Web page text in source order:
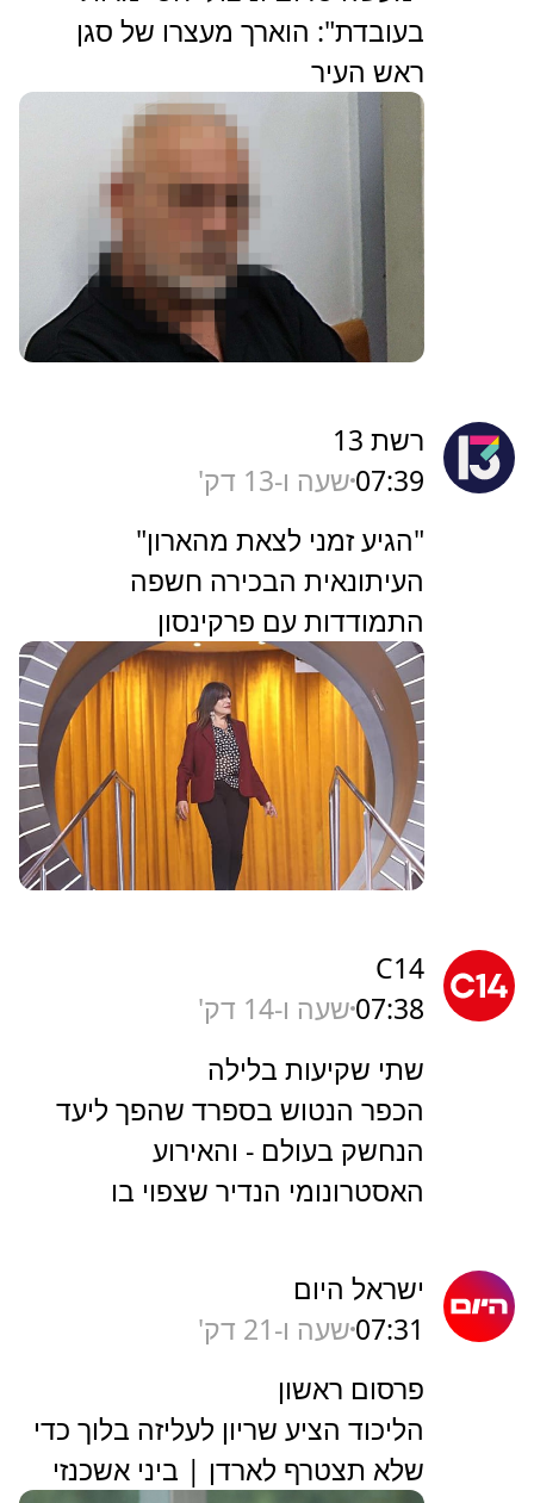
בעובדת": הוארך מעצרו של סגן
ראש העיר
רשת 13
07:39שעה ו-13 דק'
"הגיע זמני לצאת מהארון"
העיתונאית הבכירה חשפה
התמודדות עם פרקינסון
C14
07:38שעה ו-14 דק'
שתי שקיעות בלילה
הכפר הנטוש בספרד שהפך ליעד
הנחשק בעולם - והאירוע
האסטרונומי הנדיר שצפוי בו
ישראל היום
07:31שעה ו-21 דק'
פרסום ראשון
הליכוד הציע שריון לעליזה בלוך כדי
שלא תצטרף לארדן | ביני אשכנזי